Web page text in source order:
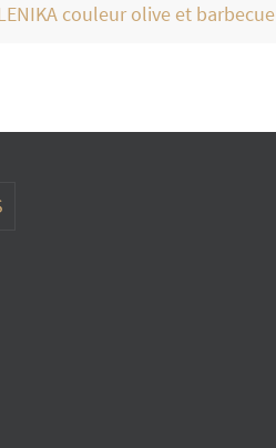
couleur olive et barbecue